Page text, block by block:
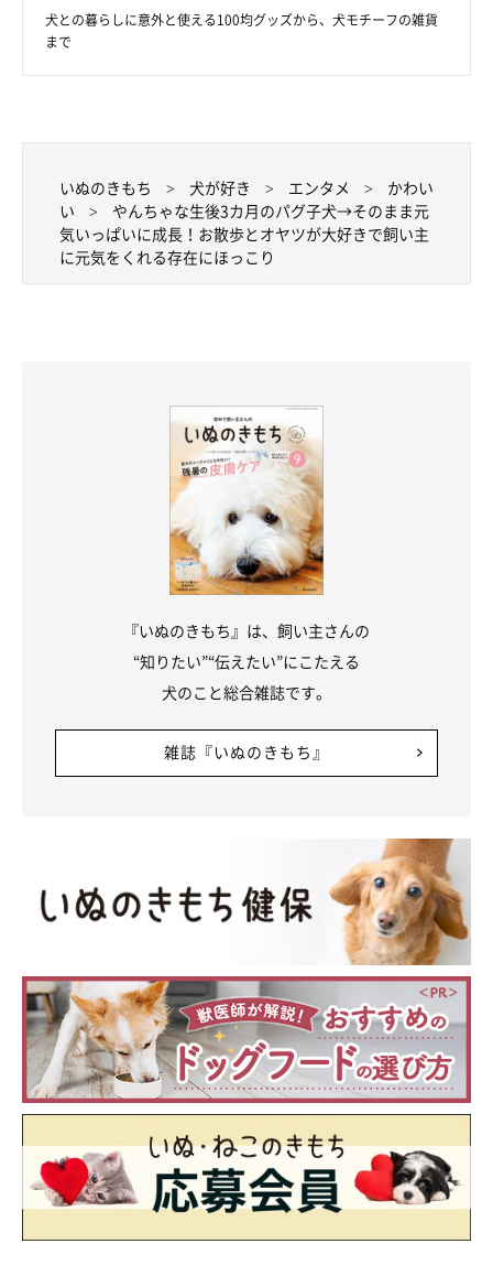
た、グミちゃんと一緒にこれからどのように暮らしていきたいか
について聞きました。
@itita_ititaさん／X（旧Twitter）
※この記事は投稿者さまに取材し、了承の上制作したものです。
2026年2月時点の情報であり、現在と異なる場合があります。
犬との暮らしに意外と使える100均グッズから、犬モチーフの雑貨
まで
いぬのきもち 犬が好き エンタメ
かわい
い
やんちゃな生後3カ月のパグ子犬→そのまま元
気いっぱいに成長！お散歩とオヤツが大好きで飼い主
に元気をくれる存在にほっこり
『いぬのきもち』は、飼い主さんの
“知りたい”“伝えたい”にこたえる
犬のこと総合雑誌です。
雑誌『いぬのきもち』